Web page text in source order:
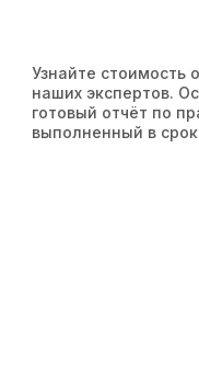
Узнайте стоимость
наших экспертов.
готовый отчёт по
выполненный в срок